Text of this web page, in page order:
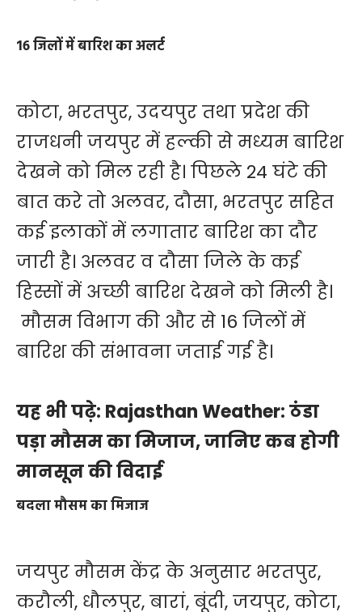
16 जिलों में बारिश का अलर्ट
कोटा, भरतपुर, उदयपुर तथा प्रदेश की
राजधनी जयपुर में हल्की से मध्यम बारिश
देखने को मिल रही है। पिछले 24 घंटे की
बात करे तो अलवर, दौसा, भरतपुर सहित
कई इलाकों में लगातार बारिश का दौर
जारी है। अलवर व दौसा जिले के कई
हिस्सों में अच्छी बारिश देखने को मिली है।
मौसम विभाग की और से 16 जिलों में
बारिश की संभावना जताई गई है।
यह भी पढ़े: Rajasthan Weather: ठंडा
पड़ा मौसम का मिजाज, जानिए कब होगी
मानसून की विदाई
बदला मौसम का मिजाज
जयपुर मौसम केंद्र के अनुसार भरतपुर,
करौली, धौलपुर, बारां, बूंदी, जयपुर, कोटा,